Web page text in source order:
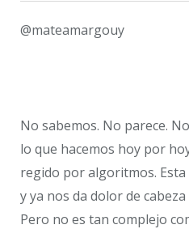
@mateamargouy
No sabemos. No parece.
lo que hacemos hoy por
regido por algoritmos.
y ya nos da dolor de
Pero no es tan complejo